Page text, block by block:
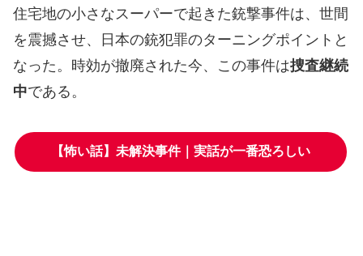
住宅地の小さなスーパーで起きた銃撃事件は、世間
を震撼させ、日本の銃犯罪のターニングポイントと
なった。時効が撤廃された今、この事件は捜査継続
中である。
【怖い話】未解決事件｜実話が一番恐ろしい